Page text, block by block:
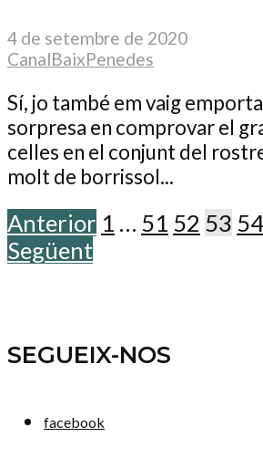
4 de setembre de 2020
CanalBaixPenedes
Sí, jo també em vaig
sorpresa en comprovar el
celles en el conjunt del
molt de borrissol...
Anterior 1 … 51 52 53 54
Següent
SEGUEIX-NOS
facebook